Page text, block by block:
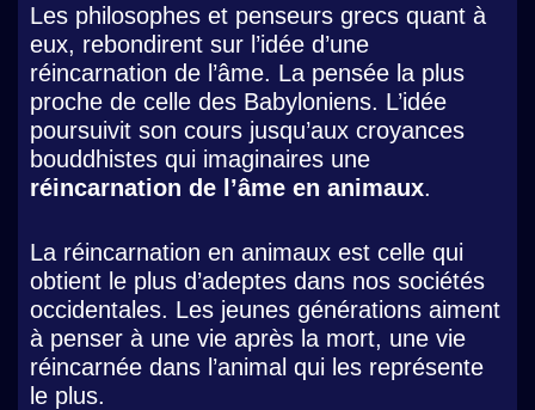
Les philosophes et penseurs grecs quant à
eux, rebondirent sur l’idée d’une
réincarnation de l’âme. La pensée la plus
proche de celle des Babyloniens. L’idée
poursuivit son cours jusqu’aux croyances
bouddhistes qui imaginaires une
réincarnation de l’âme en animaux.
La réincarnation en animaux est celle qui
obtient le plus d’adeptes dans nos sociétés
occidentales. Les jeunes générations aiment
à penser à une vie après la mort, une vie
réincarnée dans l’animal qui les représente
le plus.